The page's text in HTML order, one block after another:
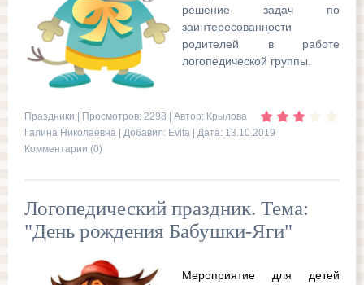
решение задач по
заинтересованности
родителей в работе
логопедической группы.
Праздники | Просмотров: 2298 | Автор: Крылова
Галина Николаевна | Добавил: Evita | Дата: 13.10.2019
Комментарии (0)
Логопедический праздник. Тема:
"День рождения Бабушки-Яги"
Мероприятие для детей